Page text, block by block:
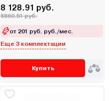
8 128.91 руб.
8860.51 руб.
от 201 руб. руб./мес.
Еще 3 комплектации
Купить